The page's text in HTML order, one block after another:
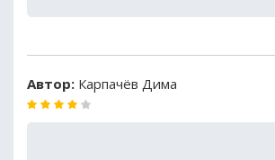
Автор: Карпачёв Дима